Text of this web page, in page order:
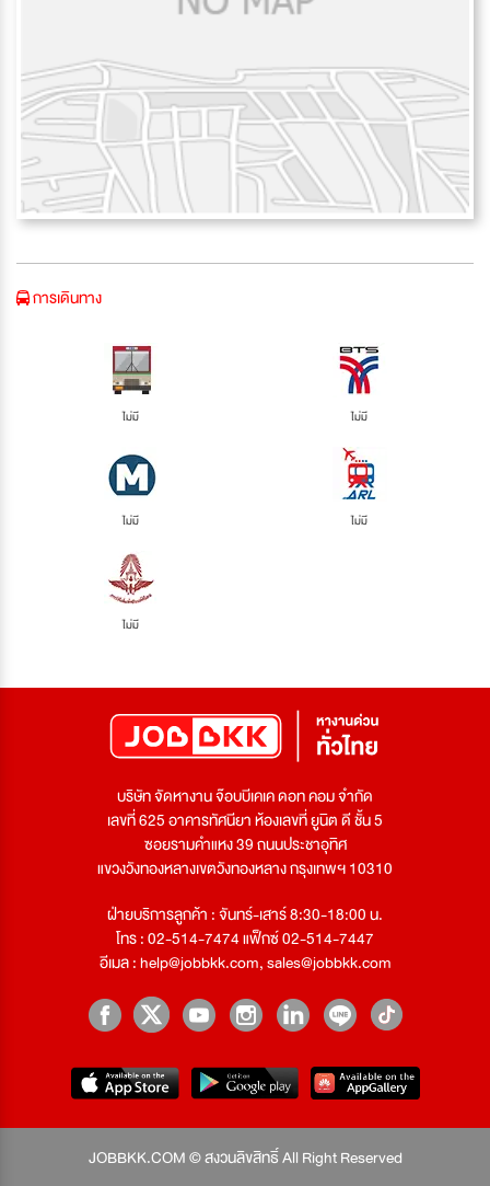
การเดินทาง
ไม่มี ไม่มี
ไม่มี ไม่มี
ไม่มี
บริษัท จัดหางาน จ๊อบบีเคเค ดอท คอม จำกัด
เลขที่ 625 อาคารทัศนียา ห้องเลขที่ ยูนิต ดี ชั้น 5
ซอยรามคำแหง 39 ถนนประชาอุทิศ
แขวงวังทองหลางเขตวังทองหลาง กรุงเทพฯ 10310
ฝ่ายบริการลูกค้า : จันทร์-เสาร์ 8:30-18:00 น.
โทร : 02-514-7474 แฟ็กซ์ 02-514-7447
อีเมล :help@jobbkk.com,sales@jobbkk.com
JOBBKK.COM © สงวนลิขสิทธิ์ All Right Reserved